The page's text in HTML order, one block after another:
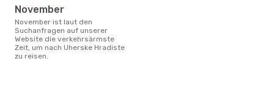
November
November ist laut den
Suchanfragen auf unserer
Website die verkehrsärmste
Zeit, um nach Uherske Hradiste
zu reisen.